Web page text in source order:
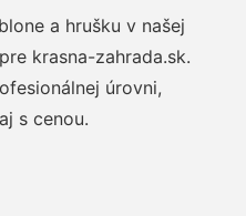
a hrušku v našej
krasna-zahrada.sk.
úrovni,
s cenou.